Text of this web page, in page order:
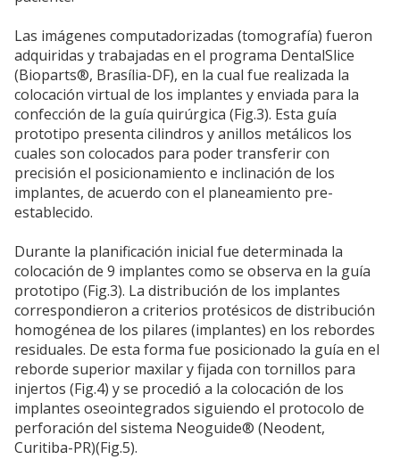
Las imágenes computadorizadas (tomografía) fueron
adquiridas y trabajadas en el programa DentalSlice
(Bioparts®, Brasília-DF), en la cual fue realizada la
colocación virtual de los implantes y enviada para la
confección de la guía quirúrgica (Fig.3). Esta guía
prototipo presenta cilindros y anillos metálicos los
cuales son colocados para poder transferir con
precisión el posicionamiento e inclinación de los
implantes, de acuerdo con el planeamiento pre-
establecido.
Durante la planificación inicial fue determinada la
colocación de 9 implantes como se observa en la guía
prototipo (Fig.3). La distribución de los implantes
correspondieron a criterios protésicos de distribución
homogénea de los pilares (implantes) en los rebordes
residuales. De esta forma fue posicionado la guía en el
reborde superior maxilar y fijada con tornillos para
injertos (Fig.4) y se procedió a la colocación de los
implantes oseointegrados siguiendo el protocolo de
perforación del sistema Neoguide® (Neodent,
Curitiba-PR)(Fig.5).